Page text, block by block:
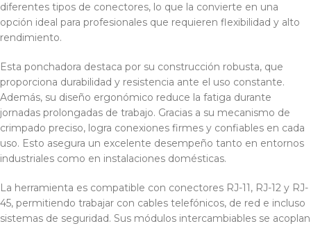
diferentes tipos de conectores, lo que la convierte en una
opción ideal para profesionales que requieren flexibilidad y alto
rendimiento.
Esta ponchadora destaca por su construcción robusta, que
proporciona durabilidad y resistencia ante el uso constante.
Además, su diseño ergonómico reduce la fatiga durante
jornadas prolongadas de trabajo. Gracias a su mecanismo de
crimpado preciso, logra conexiones firmes y confiables en cada
uso. Esto asegura un excelente desempeño tanto en entornos
industriales como en instalaciones domésticas.
La herramienta es compatible con conectores RJ-11, RJ-12 y RJ-
45, permitiendo trabajar con cables telefónicos, de red e incluso
sistemas de seguridad. Sus módulos intercambiables se acoplan